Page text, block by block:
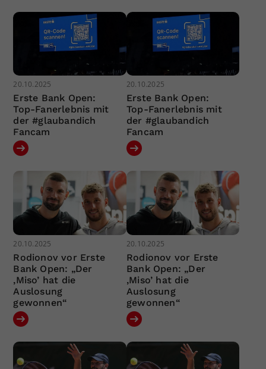
20.10.2025
Erste Bank Open:
Top-Fanerlebnis mit
der #glaubandich
Fancam
20.10.2025
Erste Bank Open:
Top-Fanerlebnis mit
der #glaubandich
Fancam
20.10.2025
Rodionov vor Erste
Bank Open: „Der
‚Miso’ hat die
Auslosung
gewonnen“
20.10.2025
Rodionov vor Erste
Bank Open: „Der
‚Miso’ hat die
Auslosung
gewonnen“